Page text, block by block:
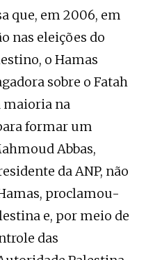
que, em 2006, em
nas eleições do
o Hamas
sobre o Fatah
maioria na
formar um
Abbas,
da ANP, não
proclamou-
e, por meio de
das